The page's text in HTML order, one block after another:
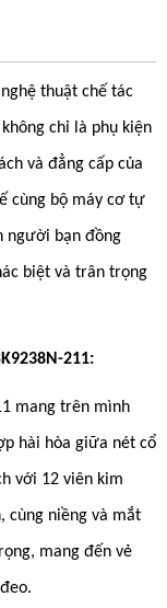
thuật chế tác
chỉ là phụ kiện
và đẳng cấp của
cùng bộ máy cơ tự
người bạn đồng
biệt và trân trọng
211:
mang trên mình
hài hòa giữa nét cổ
với 12 viên kim
cùng niềng và mắt
mang đến vẻ